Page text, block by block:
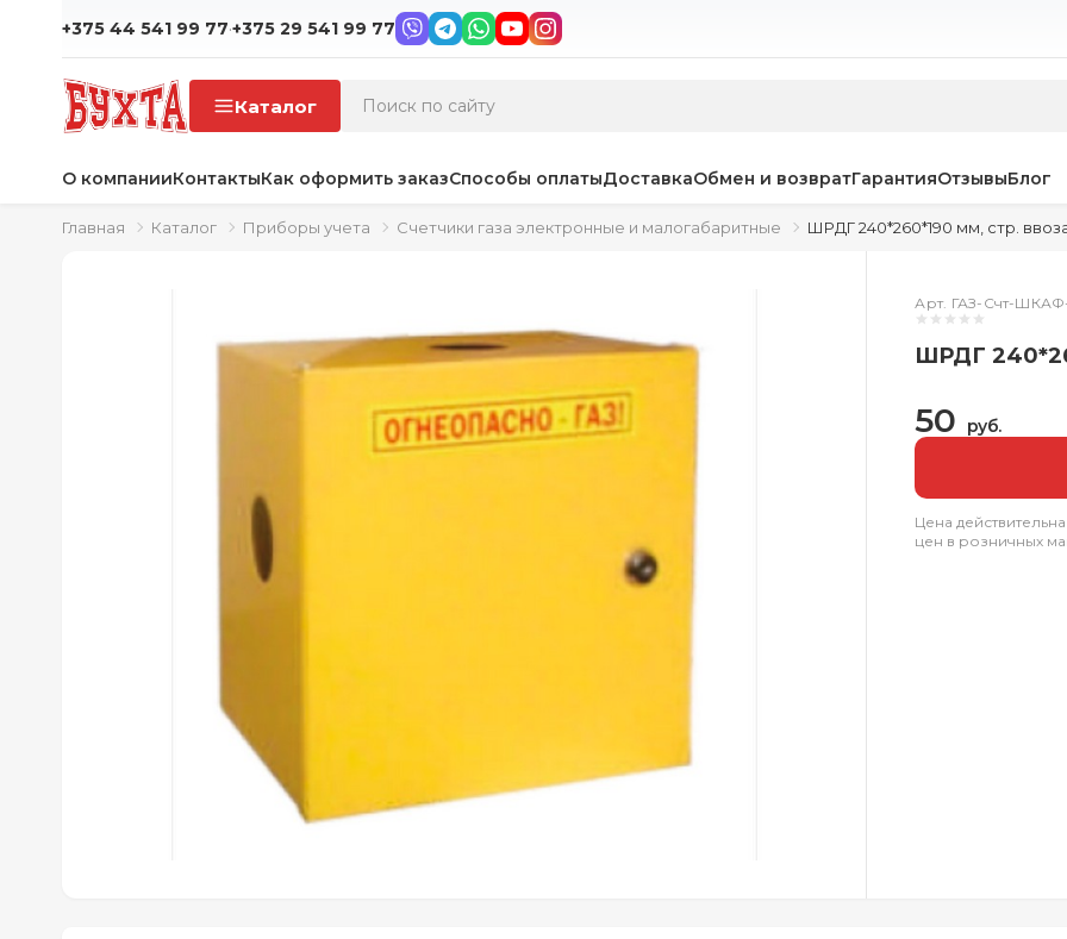
+375 44 541 99 77·+375 29 541 99 77
Каталог
О компанииКонтактыКак оформить заказСпособы оплатыДоставкаОбмен и возвратГарантияОтзывыБлог
Главная Каталог Приборы учета Счетчики газа электронные и малогабаритные ШРДГ 240*260*190 мм, стр.
Арт. ГАЗ-Счт-
ШРДГ
50 руб.
Цена
цен в розничных